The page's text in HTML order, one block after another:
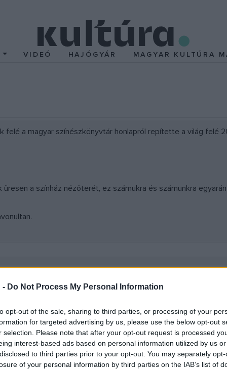
- Do Not Process My Personal Information
opt-out of the sale, sharing to third parties, or processing of your
for targeted advertising by us, please use the below opt-out
selection. Please note that after your opt-out request is processed
interest-based ads based on personal information utilized by us
to third parties prior to your opt-out. You may separately
of your personal information by third parties on the IAB’s list of
VIDEÓ HAJÓGYÁR MAGYAR KULTÚRA
felé a magyar színészkönyvtár honlapról repítette a világ felé
a színház nézőterét, ez számukra és számunkra
erdélyi munkatársának, Csirák Csabának szerkesztésével
az egész évfolyam együtt marad, és megalapítják a